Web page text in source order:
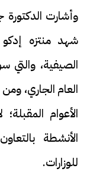
وأشارت الدكتورة
شهد منتزه إدكو
الصيفية،
العام الجاري،
الأعوام
الأنشطة
للوزارات.